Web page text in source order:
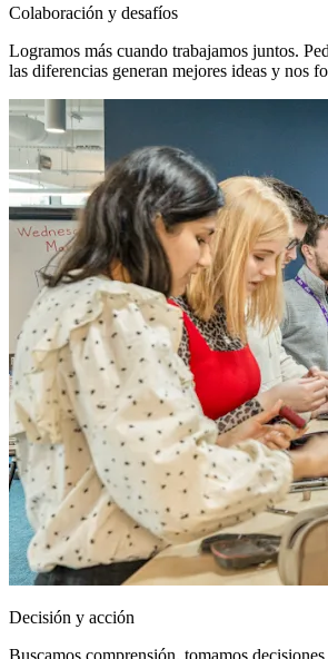
Colaboración y desafíos
Logramos más cuando trabajamos juntos.
las diferencias generan mejores ideas y nos
Decisión y acción
Buscamos comprensión, tomamos